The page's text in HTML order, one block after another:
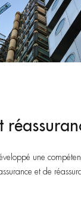
significative et